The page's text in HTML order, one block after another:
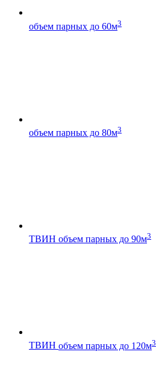
объем парных до 60м3
объем парных до 80м3
ТВИН объем парных до 90м3
ТВИН объем парных до 120м3